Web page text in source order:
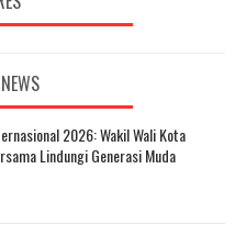
2026: Wakil Wali Kota
Lindungi Generasi Muda